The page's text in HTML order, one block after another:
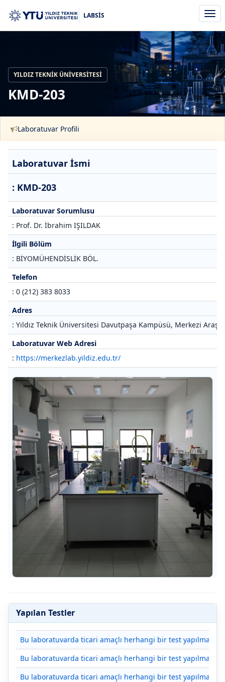
aç/
LABSİS
YILDIZ TEKNIK ÜNIVERSITESI
KMD-203
Laboratuvar Profili
Laboratuvar İsmi
: KMD-203
Laboratuvar Sorumlusu
: Prof. Dr. İbrahim IŞILDAK
İlgili Bölüm
: BİYOMÜHENDİSLİK BÖL.
Telefon
: 0 (212) 383 8033
Adres
: Yıldız Teknik Üniversitesi Davutpaşa Kampüsü, Merkezi
Laboratuvar Web Adresi
: https://merkezlab.yildiz.edu.tr/
Yapılan Testler
Bu laboratuvarda ticari amaçlı herhangi bir test
Bu laboratuvarda ticari amaçlı herhangi bir test
Bu laboratuvarda ticari amaçlı herhangi bir test